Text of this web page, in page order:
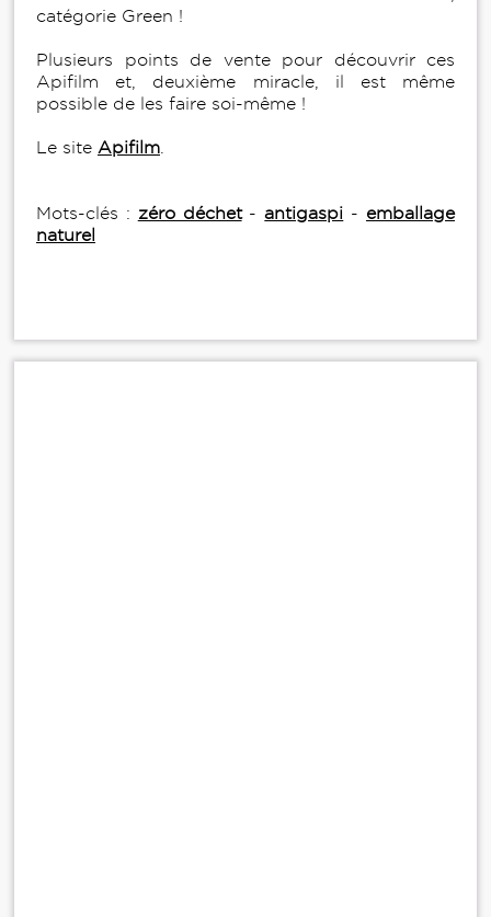
catégorie Green !
Plusieurs points de vente pour découvrir ces
Apifilm et, deuxième miracle, il est même
possible de les faire soi-même !
Le site Apifilm
Mots-clés : zéro déchet-antigaspi - emballage
naturel